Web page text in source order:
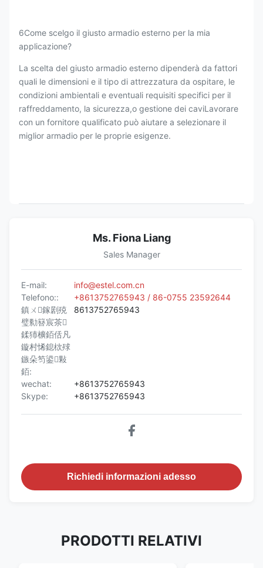
6Come scelgo il giusto armadio esterno per la mia
applicazione?
La scelta del giusto armadio esterno dipenderà da fattori
quali le dimensioni e il tipo di attrezzatura da ospitare, le
condizioni ambientali e eventuali requisiti specifici per il
raffreddamento, la sicurezza,o gestione dei caviLavorare
con un fornitore qualificato può aiutare a selezionare il
miglior armadio per le proprie esigenze.
Ms. Fiona Liang
Sales Manager
E-mail:
info@estel.com.cn
Telefono::
+8613752765943 / 86-0755 23592644
鎮ㄨ鎵剧殑
璧勬簮宸茶
鍒犻櫎銆佸凡
鏇村悕鎴栨殏
鏃朵笉鍙敤
銆:
8613752765943
wechat:
+8613752765943
Skype:
+8613752765943
Richiedi informazioni adesso
PRODOTTI RELATIVI